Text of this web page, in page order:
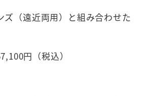
ズ（遠近両用）と組み合わせた
円（税込）